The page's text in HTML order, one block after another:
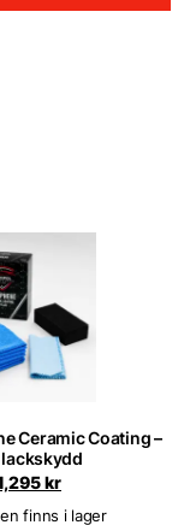
Ceramic Coating –
krDet
priset
finns i lager